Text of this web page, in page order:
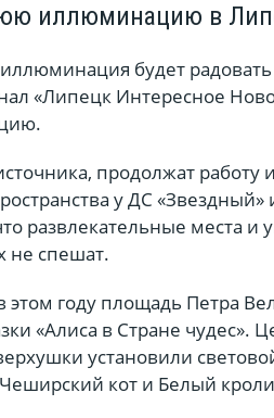
иллюминацию в
будет
«Липецк Интересное
продолжат
у ДС
развлекательные места
не спешат.
году площадь Петра
«Алиса в Стране чудес».
установили
кот и Белый